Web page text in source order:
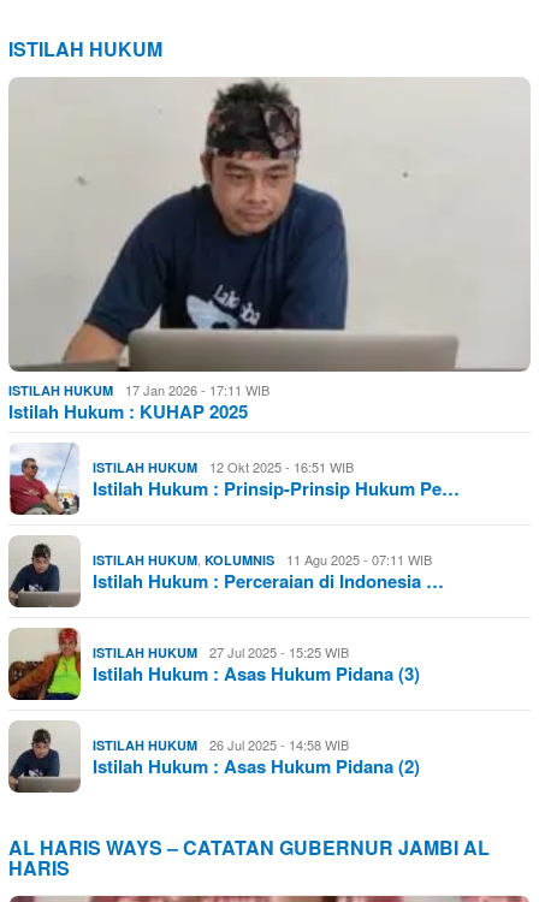
ISTILAH HUKUM
ISTILAH HUKUM 17 Jan 2026 - 17:11 WIB
Istilah Hukum : KUHAP 2025
ISTILAH HUKUM 12 Okt 2025 - 16:51 WIB
Istilah Hukum : Prinsip-Prinsip Hukum Pe…
ISTILAH HUKUM, KOLUMNIS 11 Agu 2025 - 07:11 WIB
Istilah Hukum : Perceraian di Indonesia …
ISTILAH HUKUM 27 Jul 2025 - 15:25 WIB
Istilah Hukum : Asas Hukum Pidana (3)
ISTILAH HUKUM 26 Jul 2025 - 14:58 WIB
Istilah Hukum : Asas Hukum Pidana (2)
AL HARIS WAYS – CATATAN GUBERNUR JAMBI AL
HARIS